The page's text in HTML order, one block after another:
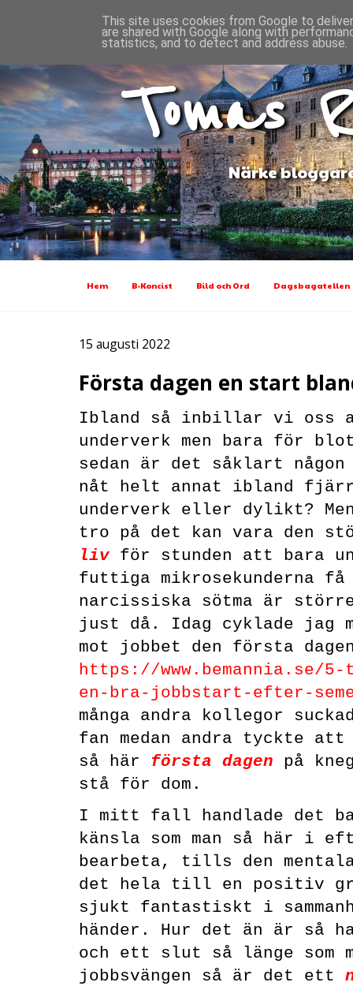
Tomas
Närke
Hem B-Koncist Bild och Ord Dagsbagatellen
15 augusti 2022
Första dagen en start
Ibland så inbillar vi oss
underverk men bara för
sedan är det såklart någon
nåt helt annat ibland
underverk eller dylikt?
tro på det kan vara den
liv för stunden att bara
futtiga mikrosekunderna få
narcissiska sötma är
just då. Idag cyklade jag
mot jobbet den första
https://www.bemannia.se/
en-bra-jobbstart-efter-
många andra kollegor
fan medan andra tyckte
så här första dagen på
stå för dom.
I mitt fall handlade det
känsla som man så här i
bearbeta, tills den
det hela till en positiv
sjukt fantastiskt i
händer. Hur det än är så
och ett slut så länge som
jobbsvängen så är det ett
This site uses cookies from Google to
are shared with Google along with
statistics, and to detect and address abuse.